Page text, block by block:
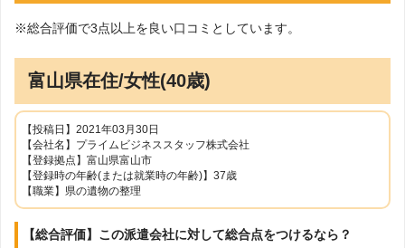
※総合評価で3点以上を良い口コミとしています。
富山県在住/女性(40歳)
【投稿日】2021年03月30日
【会社名】プライムビジネススタッフ株式会社
【登録拠点】富山県富山市
【登録時の年齢(または就業時の年齢)】37歳
【職業】県の遺物の整理
【総合評価】この派遣会社に対して総合点をつけるなら？